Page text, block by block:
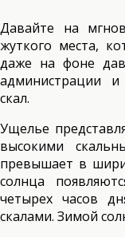
Давайте на
жуткого места,
даже на фоне
администрации
скал.
Ущелье
высокими
превышает в
солнца
четырех часов
скалами. Зимой